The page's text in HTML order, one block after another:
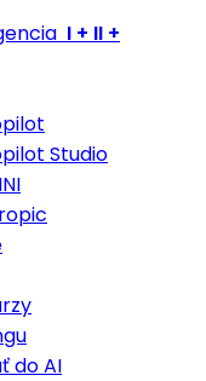
I + II +
Studio
do AI